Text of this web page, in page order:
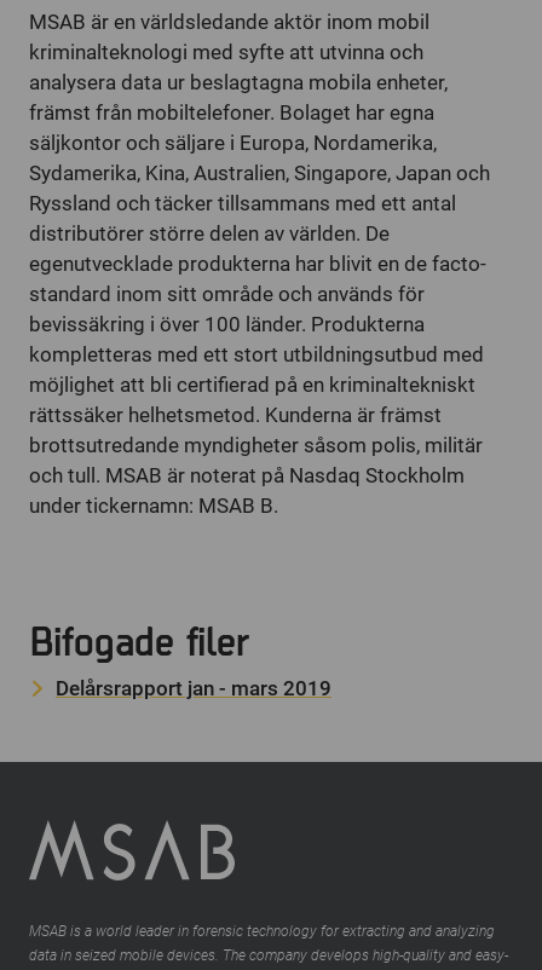
MSAB är en världsledande aktör inom mobil
kriminalteknologi med syfte att utvinna och
analysera data ur beslagtagna mobila enheter,
främst från mobiltelefoner. Bolaget har egna
säljkontor och säljare i Europa, Nordamerika,
Sydamerika, Kina, Australien, Singapore, Japan och
Ryssland och täcker tillsammans med ett antal
distributörer större delen av världen. De
egenutvecklade produkterna har blivit en de facto-
standard inom sitt område och används för
bevissäkring i över 100 länder. Produkterna
kompletteras med ett stort utbildningsutbud med
möjlighet att bli certifierad på en kriminaltekniskt
rättssäker helhetsmetod. Kunderna är främst
brottsutredande myndigheter såsom polis, militär
och tull. MSAB är noterat på Nasdaq Stockholm
under tickernamn: MSAB B.
Bifogade filer
Delårsrapport jan - mars 2019
MSAB is a world leader in forensic technology for extracting and analyzing
data in seized mobile devices. The company develops high-quality and easy-